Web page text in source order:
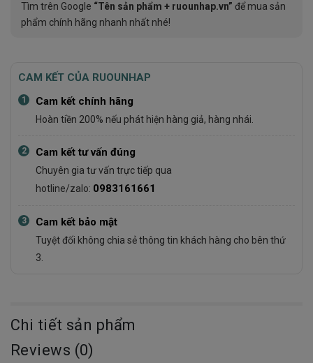
Tìm trên Google “Tên sản phẩm + ruounhap.vn” để mua sản
phẩm chính hãng nhanh nhất nhé!
CAM KẾT CỦA RUOUNHAP
1 Cam kết chính hãng
Hoàn tiền 200% nếu phát hiện hàng giả, hàng nhái.
2 Cam kết tư vấn đúng
Chuyên gia tư vấn trực tiếp qua
hotline/zalo: 0983161661
3 Cam kết bảo mật
Tuyệt đối không chia sẻ thông tin khách hàng cho bên thứ
3.
Chi tiết sản phẩm
Reviews (0)